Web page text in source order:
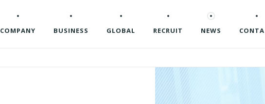
COMPANY BUSINESS GLOBAL RECRUIT NEWS